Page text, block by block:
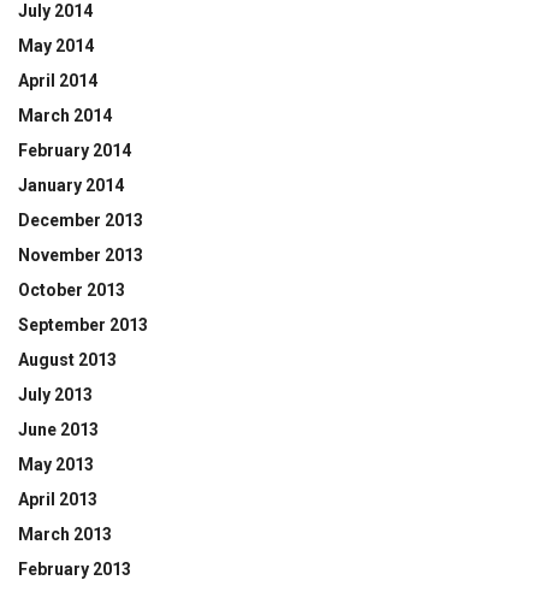
July 2014
May 2014
April 2014
March 2014
February 2014
January 2014
December 2013
November 2013
October 2013
September 2013
August 2013
July 2013
June 2013
May 2013
April 2013
March 2013
February 2013